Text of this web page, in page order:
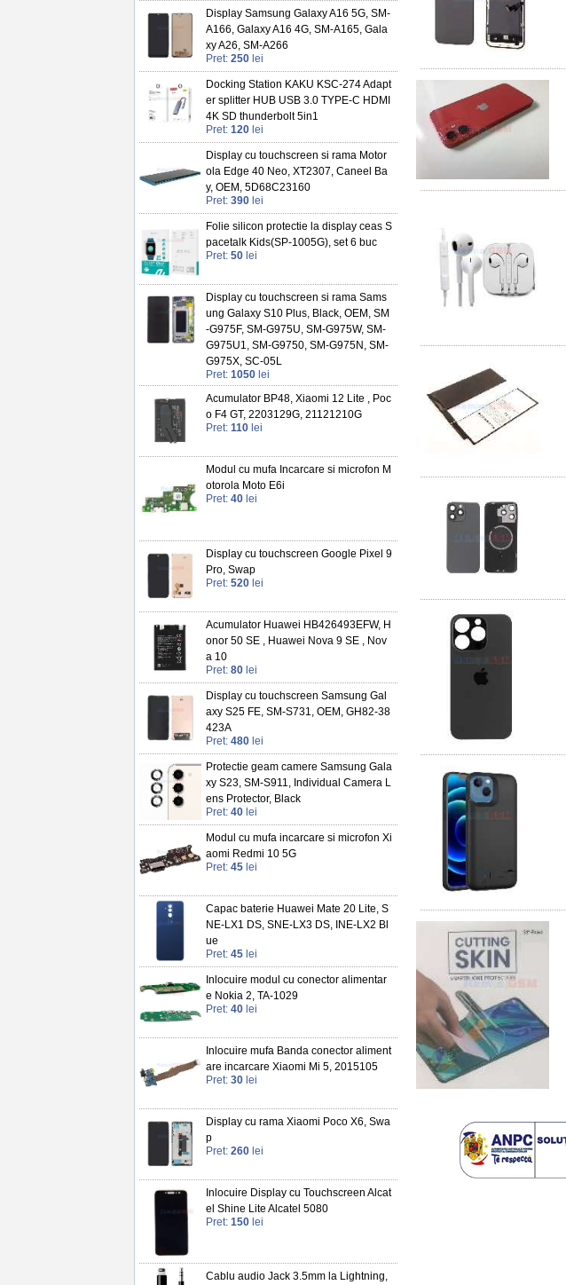
Display Samsung Galaxy A16 5G, SM-
A166, Galaxy A16 4G, SM-A165, Gala
xy A26, SM-A266
Pret: 250 lei
Docking Station KAKU KSC-274 Adapt
er splitter HUB USB 3.0 TYPE-C HDMI
4K SD thunderbolt 5in1
Pret: 120 lei
Display cu touchscreen si rama Motor
ola Edge 40 Neo, XT2307, Caneel Ba
y, OEM, 5D68C23160
Pret: 390 lei
Folie silicon protectie la display ceas S
pacetalk Kids(SP-1005G), set 6 buc
Pret: 50 lei
Display cu touchscreen si rama Sams
ung Galaxy S10 Plus, Black, OEM, SM
-G975F, SM-G975U, SM-G975W, SM-
G975U1, SM-G9750, SM-G975N, SM-
G975X, SC-05L
Pret: 1050 lei
Acumulator BP48, Xiaomi 12 Lite , Poc
o F4 GT, 2203129G, 21121210G
Pret: 110 lei
Modul cu mufa Incarcare si microfon M
otorola Moto E6i
Pret: 40 lei
Display cu touchscreen Google Pixel 9
Pro, Swap
Pret: 520 lei
Acumulator Huawei HB426493EFW, H
onor 50 SE , Huawei Nova 9 SE , Nov
a 10
Pret: 80 lei
Display cu touchscreen Samsung Gal
axy S25 FE, SM-S731, OEM, GH82-38
423A
Pret: 480 lei
Protectie geam camere Samsung Gala
xy S23, SM-S911, Individual Camera L
ens Protector, Black
Pret: 40 lei
Modul cu mufa incarcare si microfon Xi
aomi Redmi 10 5G
Pret: 45 lei
Capac baterie Huawei Mate 20 Lite, S
NE-LX1 DS, SNE-LX3 DS, INE-LX2 Bl
ue
Pret: 45 lei
Inlocuire modul cu conector alimentar
e Nokia 2, TA-1029
Pret: 40 lei
Inlocuire mufa Banda conector aliment
are incarcare Xiaomi Mi 5, 2015105
Pret: 30 lei
Display cu rama Xiaomi Poco X6, Swa
p
Pret: 260 lei
Inlocuire Display cu Touchscreen Alcat
el Shine Lite Alcatel 5080
Pret: 150 lei
Cablu audio Jack 3.5mm la Lightning,